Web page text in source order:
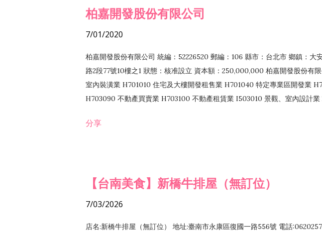
柏嘉開發股份有限公司
7/01/2020
柏嘉開發股份有限公司 統編：52226520 郵編：106 縣市：台北市 鄉鎮：大
路2段77號10樓之1 狀態：核准設立 資本額：250,000,000 柏嘉開發股份有
室內裝潢業 H701010 住宅及大樓開發租售業 H701040 特定專業區開發業
H703090 不動產買賣業 H703100 不動產租賃業 I503010 景觀、室內設計
分享
【台南美食】新橋牛排屋（無訂位）
7/03/2026
店名:新橋牛排屋（無訂位） 地址:臺南市永康區復國一路556號 電話